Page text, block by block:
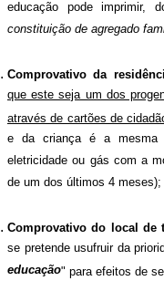
educação pode imprimir,
constituição de agregado
Comprovativo da
que este seja um dos
através de cartões de
e da criança é a mesma
eletricidade ou gás com a
de um dos últimos 4 meses);
Comprovativo do local de
se pretende usufruir da
educação" para efeitos de